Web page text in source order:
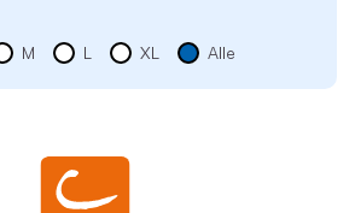
M L XL Alle